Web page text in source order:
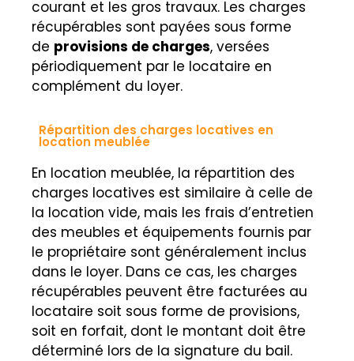
courant et les gros travaux. Les charges
récupérables sont payées sous forme
de provisions de charges, versées
périodiquement par le locataire en
complément du loyer.
Répartition des charges locatives en
location meublée
En location meublée, la répartition des
charges locatives est similaire à celle de
la location vide, mais les frais d’entretien
des meubles et équipements fournis par
le propriétaire sont généralement inclus
dans le loyer. Dans ce cas, les charges
récupérables peuvent être facturées au
locataire soit sous forme de provisions,
soit en forfait, dont le montant doit être
déterminé lors de la signature du bail.